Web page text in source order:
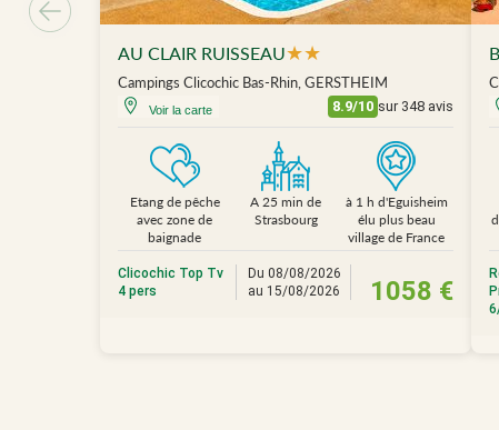
AU CLAIR RUISSEAU★★
Campings Clicochic Bas-Rhin, GERSTHEIM
Voir la carte 8.9/10 sur 348 avis
Etang de pêche
avec zone de
baignade
A 25 min de
Strasbourg
à 1 h d'Eguisheim
élu plus beau
village de France
Clicochic Top Tv
4 pers
Du 08/08/2026
au 15/08/2026
1058 €